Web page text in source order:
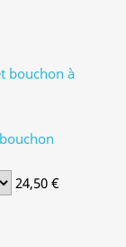
bouchon à
24,50 €